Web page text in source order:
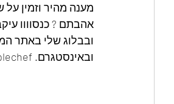
מענה מהיר וזמין על
אהבתם ? כנסוווו
ובבלוג שלי באתר
ובאינסטגרם. kobythesimplechef